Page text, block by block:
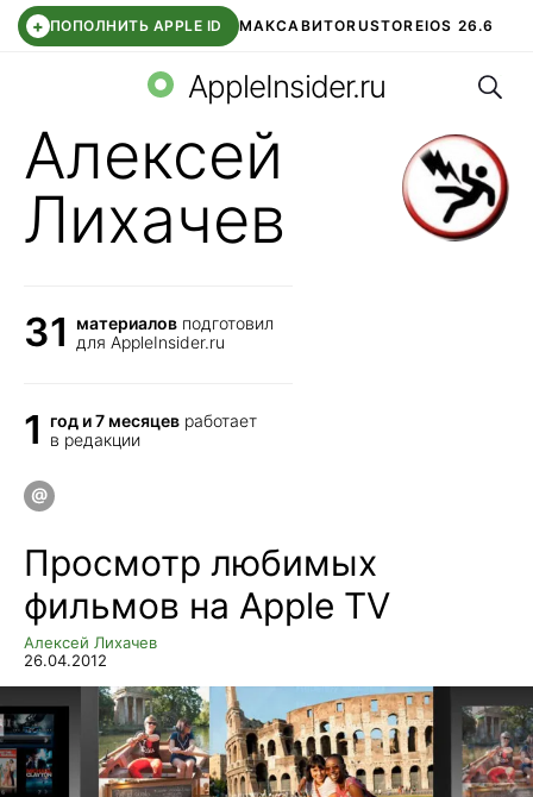
+ ПОПОЛНИТЬ APPLE ID МАКСАВИТОRUSTOREIOS 26.6
СБЕР КИДС ВТБ ОНЛАЙН ЧАТ В ROBLOX
AppleInsider.ru
Алексей
Лихачев
31 материалов подготовил
для AppleInsider.ru
1 год и 7 месяцев работает
в редакции
Просмотр любимых
фильмов на Apple TV
Алексей Лихачев
26.04.2012